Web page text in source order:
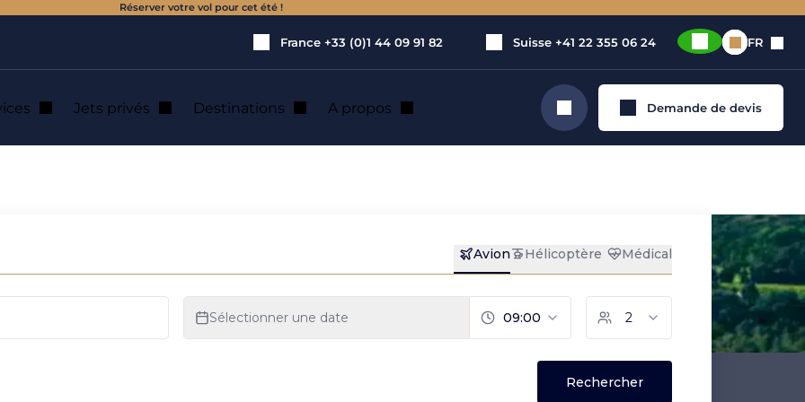
Réserver votre vol pour cet été !
France +33 (0)1 44 09 91 82 Suisse +41 22 355 06 24 FR
Jets privés Destinations A propos Rechercher Demande de devis